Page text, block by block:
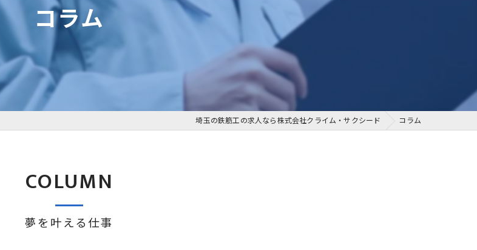
千葉の鉄筋工
コラム
埼玉の鉄筋工の求人なら株式会社クライム・サクシード コラム
COLUMN
夢を叶える仕事